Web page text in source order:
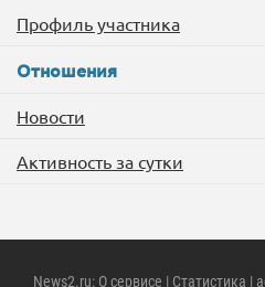
Профиль участника
Отношения
Новости
Активность за сутки
News2.ru: О сервисе | Статистика |